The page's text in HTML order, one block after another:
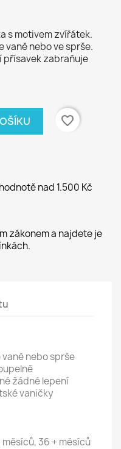
s motivem zvířátek.
vaně nebo ve sprše.
přísavek zabraňuje
favorite_border
nad 1.500 Kč
zákonem a najdete je
nebo sprše
žádné lepení
vaničky
36 + měsíců